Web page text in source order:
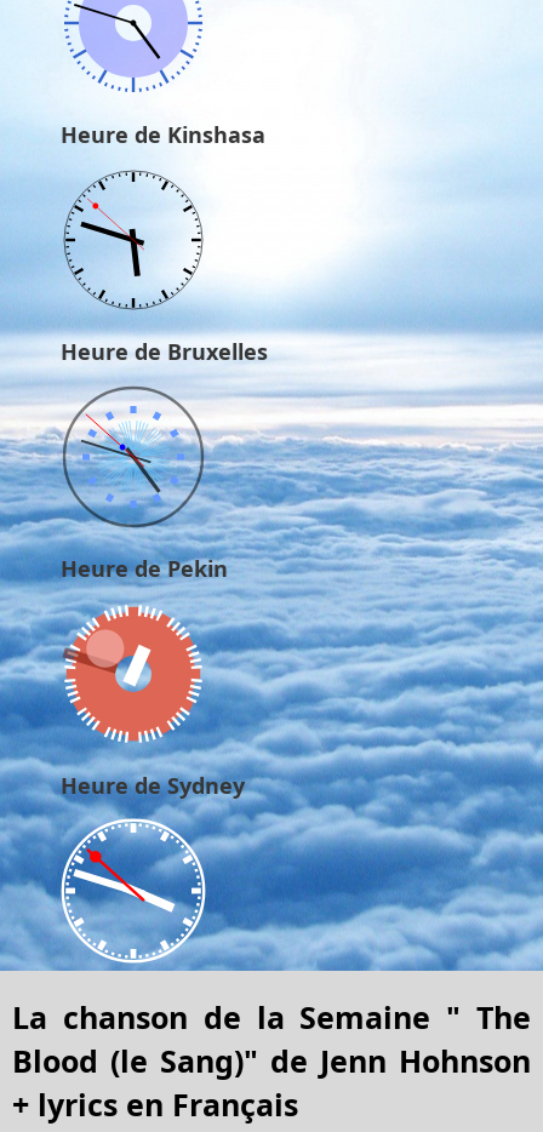
Heure de Kinshasa
Heure de Bruxelles
Heure de Pekin
Heure de Sydney
La chanson de la Semaine " The
Blood (le Sang)" de Jenn Hohnson
+ lyrics en Français